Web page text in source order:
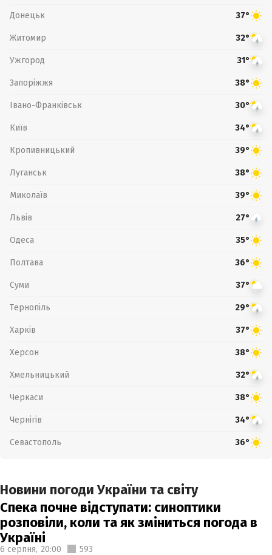
Донецьк 37°
Житомир 32°
Ужгород 31°
Запоріжжя 38°
Івано-Франківськ 30°
Київ 34°
Кропивницький 39°
Луганськ 38°
Миколаїв 39°
Львів 27°
Одеса 35°
Полтава 36°
Суми 37°
Тернопіль 29°
Харків 37°
Херсон 38°
Хмельницький 32°
Черкаси 38°
Чернігів 34°
Севастополь 36°
Новини погоди України та світу
Спека почне відступати: синоптики
розповіли, коли та як зміниться погода в
Україні
6 серпня, 20:00 593